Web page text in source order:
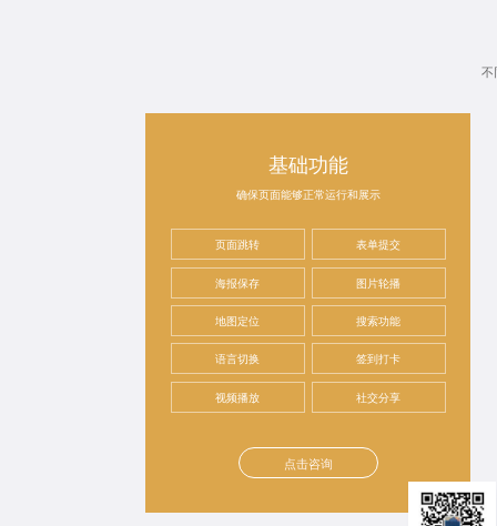
不
基础功能
确保页面能够正常运行和展示
页面跳转 表单提交
海报保存 图片轮播
地图定位 搜索功能
语言切换 签到打卡
视频播放 社交分享
点击咨询